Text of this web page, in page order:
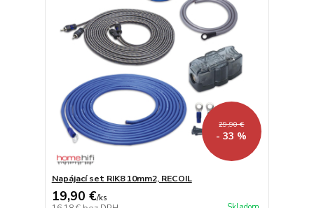
29,90 €
- 33 %
Napájací set RIK8 10mm2, RECOIL
19,90 €/ks